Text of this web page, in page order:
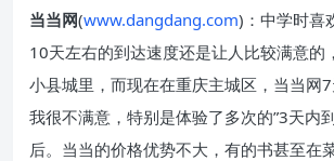
当当网(www.dangdang.com)：中学时喜
10天左右的到达速度还是让人比较满意的
小县城里，而现在在重庆主城区，当当网
我很不满意，特别是体验了多次的”3天内
后。当当的价格优势不大，有的书甚至在